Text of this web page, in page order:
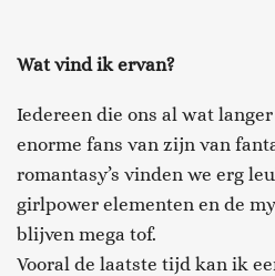
Wat vind ik ervan?
Iedereen die ons al wat
enorme fans van zijn van
romantasy’s vinden we erg
girlpower elementen en de
blijven mega tof.
Vooral de laatste tijd kan ik